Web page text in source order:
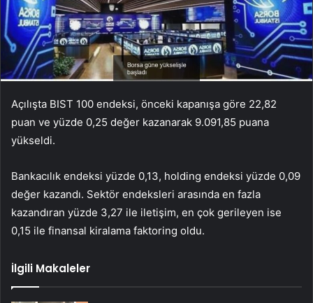
Açılışta BIST 100 endeksi, önceki kapanışa göre 22,82
puan ve yüzde 0,25 değer kazanarak 9.091,85 puana
yükseldi.
Bankacılık endeksi yüzde 0,13, holding endeksi yüzde 0,09
değer kazandı. Sektör endeksleri arasında en fazla
kazandıran yüzde 3,27 ile iletişim, en çok gerileyen ise
0,15 ile finansal kiralama faktoring oldu.
İlgili Makaleler